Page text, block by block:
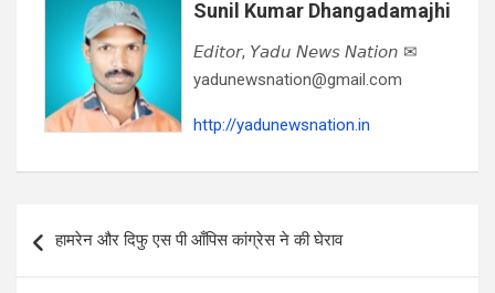
Sunil Kumar Dhangadamajhi
𝘌𝘥𝘪𝘵𝘰𝘳, 𝘠𝘢𝘥𝘶 𝘕𝘦𝘸𝘴 𝘕𝘢𝘵𝘪𝘰𝘯 ✉
yadunewsnation@gmail.com
http://yadunewsnation.in
navigation
हामरेन और दिफु एस पी आँपिस कांग्रेस ने की घेराव